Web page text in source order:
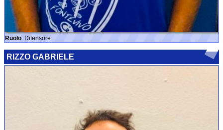
Ruolo: Difensore
RIZZO GABRIELE